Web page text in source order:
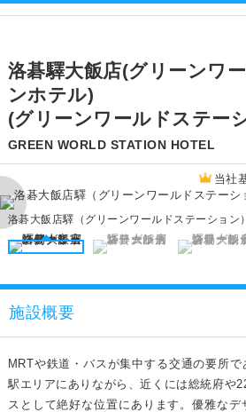
洛碁驛大飯店(グリーンワ
ンホテル)
(グリーンワールドステー
GREEN WORLD STATION HOTEL
当社
洛碁大飯店驛（グリーンワールドステーショ
施設概要
MRTや鉄道・バスが集中する交通の要所
駅エリアにありながら、近くには総統府や
スとして絶好な位置にあります。優雅な